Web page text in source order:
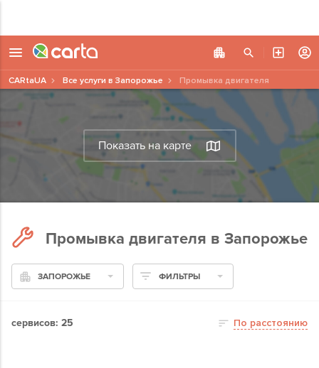
Показать на карте
CARtaUA Все услуги в Запорожье Промывка двигателя
Промывка двигателя в Запорожье
ЗАПОРОЖЬЕ ФИЛЬТРЫ
сервисов: 25 По расстоянию